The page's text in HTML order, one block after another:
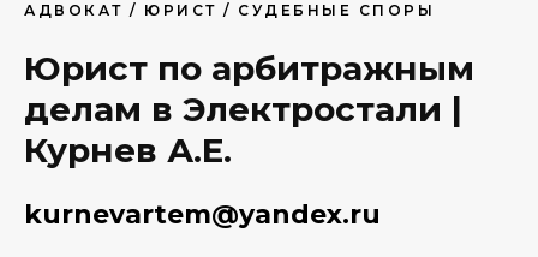
АДВОКАТ / ЮРИСТ / СУДЕБНЫЕ СПОРЫ
Юрист по арбитражным
делам в Электростали |
Курнев А.Е.
kurnevartem@yandex.ru